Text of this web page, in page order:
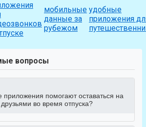
мобильные
данные за
рубежом
удобные
приложения
вопросы
приложения помогают оставаться на
во время отпуска?